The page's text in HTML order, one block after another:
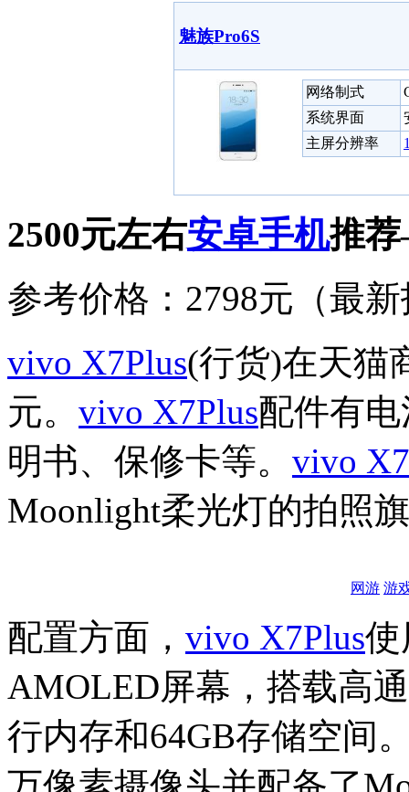
魅族Pro6S
网络制式
系统界面
主屏分辨率
2500元左右安卓手机推
参考价格：2798元（最
vivo X7Plus(行货)在天猫
元。 vivo X7Plus配件有
明书、保修卡等。 vivo
Moonlight柔光灯的拍照
网游 游
配置方面， vivo X7Plus使
AMOLED屏幕，搭载高
行内存和64GB存储空间